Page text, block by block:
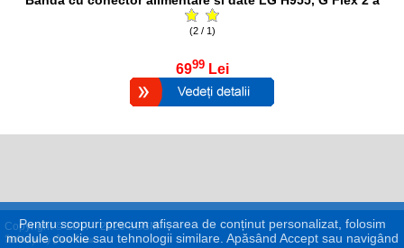
(2 / 1)
6999 Lei
Copyright © 2017 - 2026 eGSM
Pentru scopuri precum afișarea de conținut personalizat, folosim
module cookie sau tehnologii similare. Apăsând Accept sau navigând